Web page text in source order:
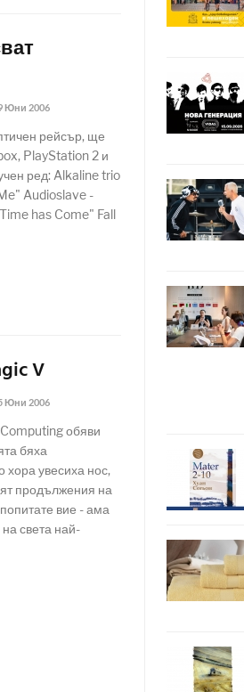
Юни 2006
рейсър, ще
PlayStation 2 и
ред: Alkaline trio
Audioslave -
has Come" Fall
V
Юни 2006
обяви
бяха
хора увесиха нос,
продължения на
вие - ама
на света най-